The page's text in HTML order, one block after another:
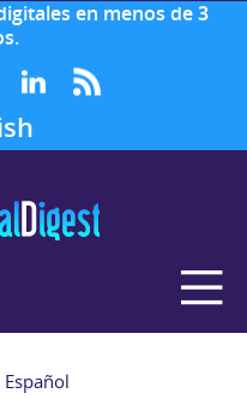
en menos de 3